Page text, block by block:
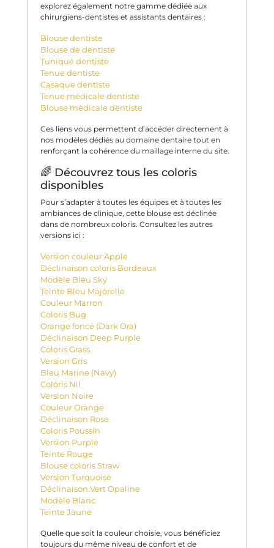
explorez également notre gamme dédiée aux
chirurgiens-dentistes et assistants dentaires :
Blouse dentiste
Blouse de dentiste
Tunique dentiste
Tenue dentiste
Casaque dentiste
Tenue médicale dentiste
Blouse médicale dentiste
Ces liens vous permettent d’accéder directement à
nos modèles dédiés au domaine dentaire tout en
renforçant la cohérence du maillage interne du site.
🌈 Découvrez tous les coloris
disponibles
Pour s’adapter à toutes les équipes et à toutes les
ambiances de clinique, cette blouse est déclinée
dans de nombreux coloris. Consultez les autres
versions ici :
Version couleur Apple
Déclinaison coloris Bordeaux
Modèle Bleu Sky
Teinte Bleu Majorelle
Couleur Marron
Coloris Bug
Orange foncé (Dark Ora)
Déclinaison Deep Purple
Coloris Grass
Version Gris
Bleu Marine (Navy)
Coloris Nil
Version Noire
Couleur Orange
Déclinaison Rose
Coloris Poussin
Version Purple
Teinte Rouge
Blouse coloris Straw
Version Turquoise
Déclinaison Vert Opaline
Modèle Blanc
Teinte Jaune
Quelle que soit la couleur choisie, vous bénéficiez
toujours du même niveau de confort et de